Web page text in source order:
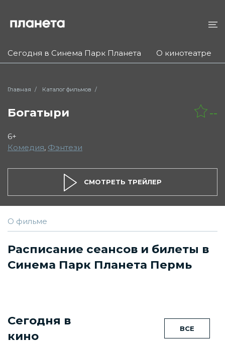
Сегодня в Синема Парк Планета О кинотеатре
Главная Каталог фильмов
Богатыри
6+
Комедия, Фэнтези
--
СМОТРЕТЬ ТРЕЙЛЕР
О фильме
Расписание сеансов и билеты в
Синема Парк Планета Пермь
Сегодня в
кино
ВСЕ